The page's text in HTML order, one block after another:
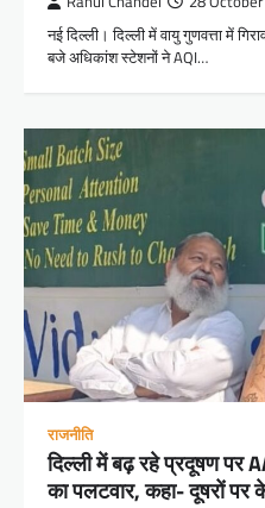
नई दिल्ली। दिल्ली में वायु गुणवत्ता में
बजे अधिकांश स्टेशनों ने AQI…
राजनीति
दिल्ली में बढ़ रहे प्रदूषण पर
का पलटवार, कहा- दूषरों पर